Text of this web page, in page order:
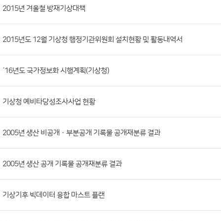
공
개
정
보
목
록
류,
첨
부
일,
조
회
2015년 겨울철 방재기상대책
2015년도 12월 기상청 행정기관위원회 설치현황 및 활동내역서
´16년도 국가정보화 시행계획(기상청)
기상청 예비타당성조사사업 현황
2005년 생산 비공개ㆍ부분공개 기록물 공개재분류 결과
2005년 생산 공개 기록물 공개재분류 결과
기상기후 빅데이터 융합 마스트 플랜